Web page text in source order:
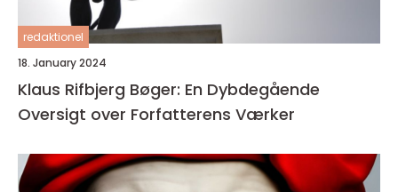
redaktionel
18. January 2024
Klaus Rifbjerg Bøger: En Dybdegående
Oversigt over Forfatterens Værker